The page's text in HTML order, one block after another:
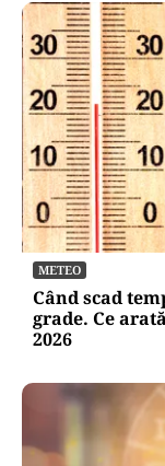
METEO
Când scad
grade. Ce
2026